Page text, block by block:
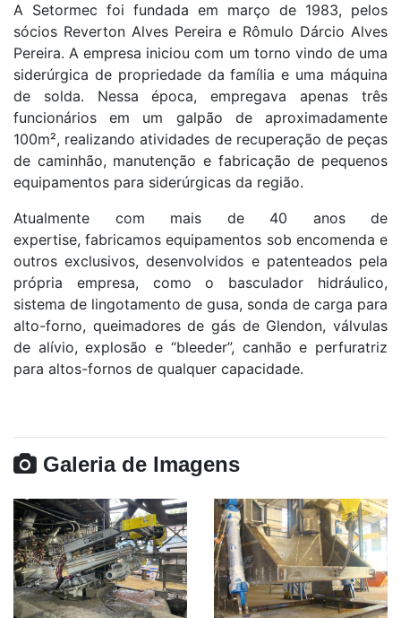
A Setormec foi fundada em março de 1983, pelos
sócios Reverton Alves Pereira e Rômulo Dárcio Alves
Pereira. A empresa iniciou com um torno vindo de uma
siderúrgica de propriedade da família e uma máquina
de solda. Nessa época, empregava apenas três
funcionários em um galpão de aproximadamente
100m², realizando atividades de recuperação de peças
de caminhão, manutenção e fabricação de pequenos
equipamentos para siderúrgicas da região.
Atualmente com mais de 40 anos de
expertise, fabricamos equipamentos sob encomenda e
outros exclusivos, desenvolvidos e patenteados pela
própria empresa, como o basculador hidráulico,
sistema de lingotamento de gusa, sonda de carga para
alto-forno, queimadores de gás de Glendon, válvulas
de alívio, explosão e “bleeder”, canhão e perfuratriz
para altos-fornos de qualquer capacidade.
Galeria de Imagens